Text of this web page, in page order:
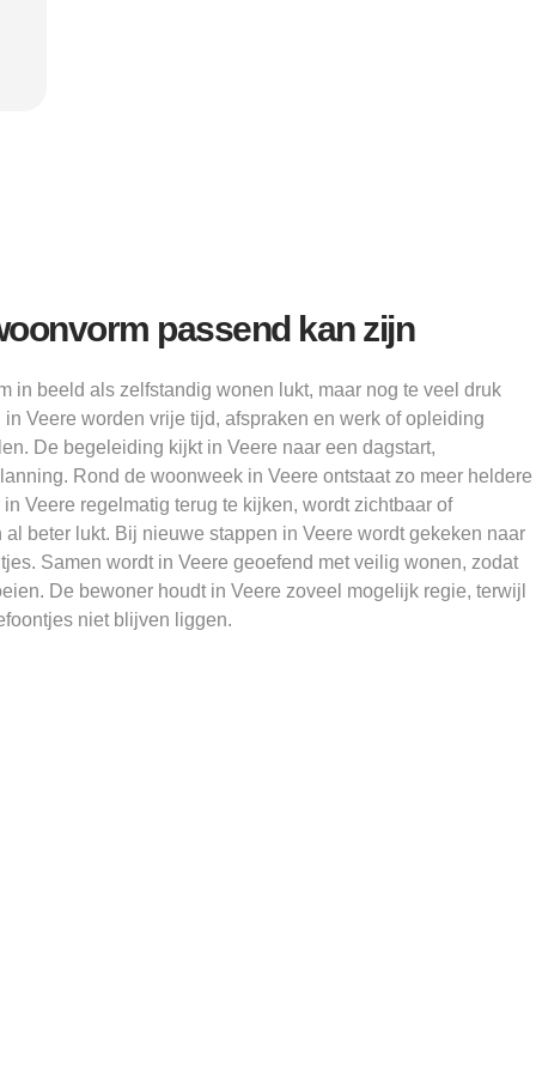
passend kan zijn
in beeld als zelfstandig wonen lukt, maar nog te veel druk
Veere worden vrije tijd, afspraken en werk of opleiding
De begeleiding kijkt in Veere naar een dagstart,
Rond de woonweek in Veere ontstaat zo meer heldere
Veere regelmatig terug te kijken, wordt zichtbaar of
beter lukt. Bij nieuwe stappen in Veere wordt gekeken naar
Samen wordt in Veere geoefend met veilig wonen, zodat
De bewoner houdt in Veere zoveel mogelijk regie, terwijl
niet blijven liggen.